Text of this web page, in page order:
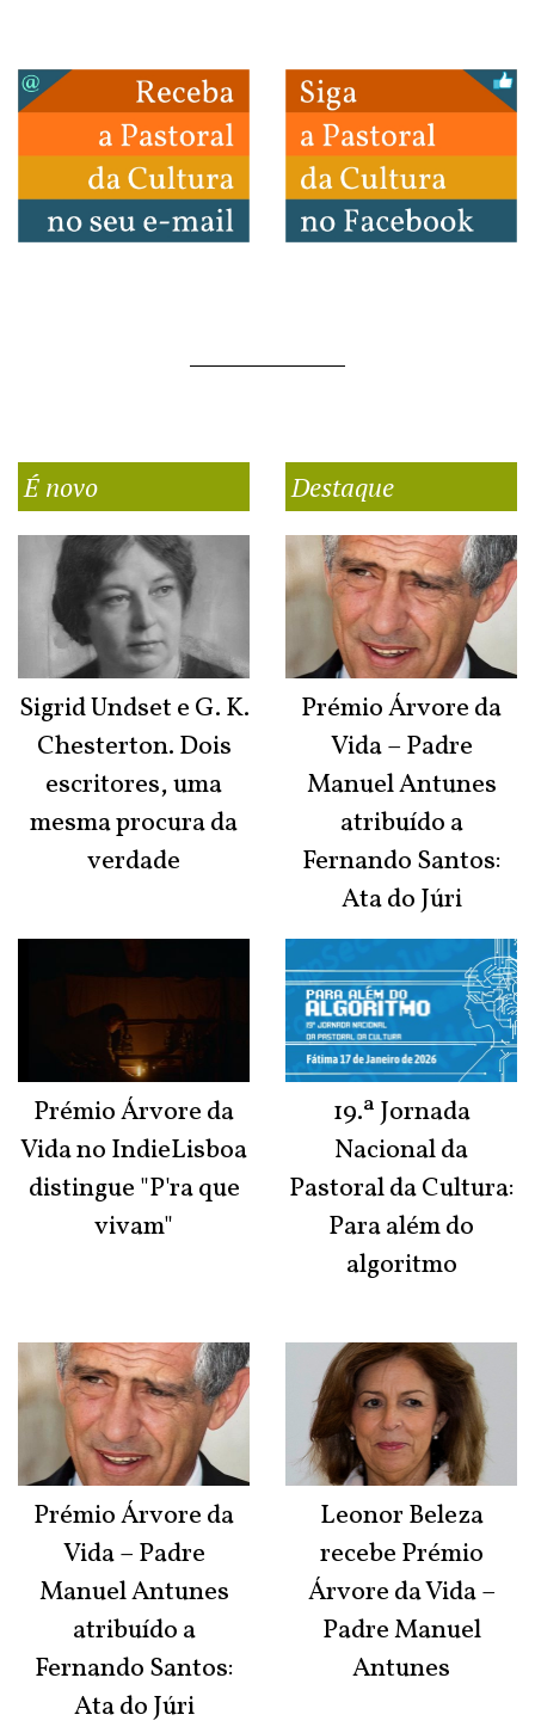
É novo
Sigrid Undset e G. K.
Chesterton. Dois
escritores, uma
mesma procura da
verdade
Prémio Árvore da
Vida no IndieLisboa
distingue "P'ra que
vivam"
Prémio Árvore da
Vida – Padre
Manuel Antunes
atribuído a
Fernando Santos:
Ata do Júri
Destaque
Prémio Árvore da
Vida – Padre
Manuel Antunes
atribuído a
Fernando Santos:
Ata do Júri
19.ª Jornada
Nacional da
Pastoral da Cultura:
Para além do
algoritmo
Leonor Beleza
recebe Prémio
Árvore da Vida –
Padre Manuel
Antunes